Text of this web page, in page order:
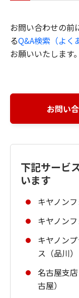
お問い合わせの前
るQ&A検索（よく
お願いいたします。
お問い
下記サービ
います
キヤノン
キヤノン
キヤノン
ス（品川）
名古屋支
古屋）